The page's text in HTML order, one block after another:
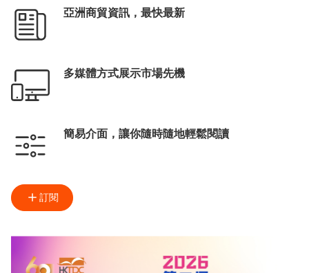
亞洲商貿資訊，最快最新
多媒體方式展示市場先機
簡易介面，讓你隨時隨地輕鬆閱讀
訂閱